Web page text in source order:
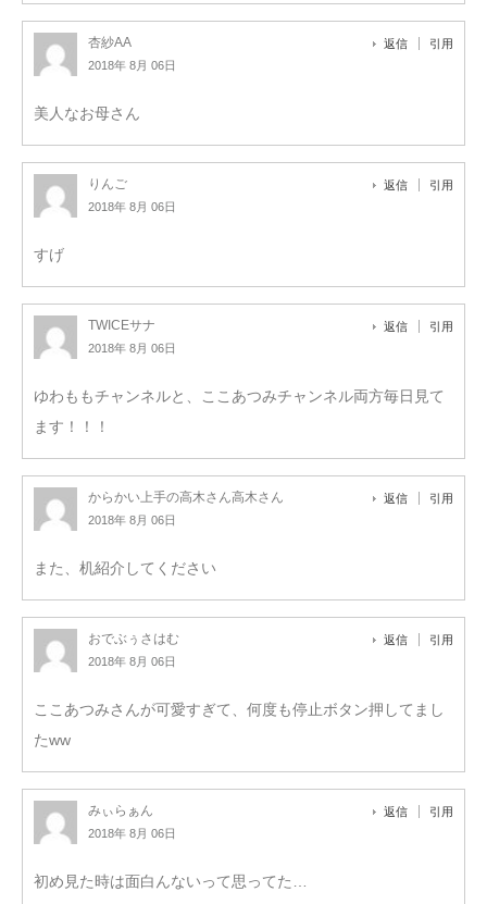
杏紗AA
2018年 8月 06日
返信 引用
美人なお母さん
りんご
2018年 8月 06日
返信 引用
すげ
TWICEサナ
2018年 8月 06日
返信 引用
ゆわももチャンネルと、ここあつみチャンネル両方毎日見て
ます！！！
からかい上手の高木さん高木さん
2018年 8月 06日
返信 引用
また、机紹介してください
おでぶぅさはむ
2018年 8月 06日
返信 引用
ここあつみさんが可愛すぎて、何度も停止ボタン押してまし
たww
みぃらぁん
2018年 8月 06日
返信 引用
初め見た時は面白んないって思ってた…